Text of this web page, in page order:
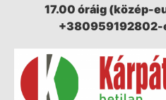
17.00 óráig (közép-
+380959192802-